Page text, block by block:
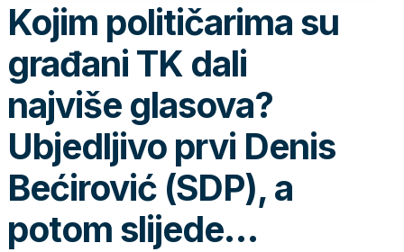
Kojim političarima su
građani TK dali
najviše glasova?
Ubjedljivo prvi Denis
Bećirović (SDP), a
potom slijede…